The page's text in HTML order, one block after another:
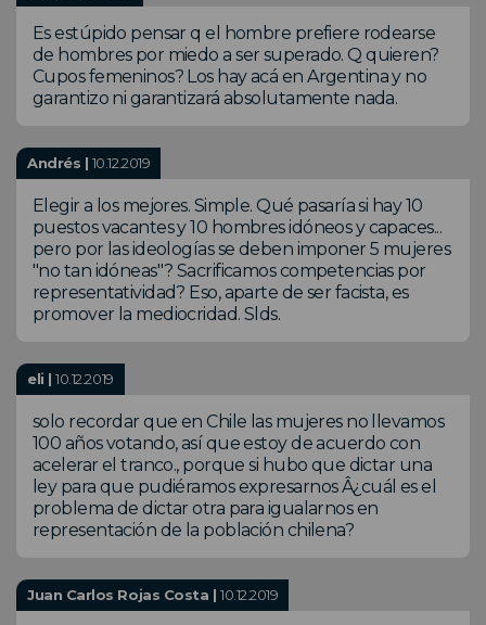
Es estúpido pensar q el hombre prefiere rodearse
de hombres por miedo a ser superado. Q quieren?
Cupos femeninos? Los hay acá en Argentina y no
garantizo ni garantizará absolutamente nada.
Andrés | 10.12.2019
Elegir a los mejores. Simple. Qué pasaría si hay 10
puestos vacantes y 10 hombres idóneos y capaces...
pero por las ideologías se deben imponer 5 mujeres
"no tan idóneas"? Sacrificamos competencias por
representatividad? Eso, aparte de ser facista, es
promover la mediocridad. Slds.
eli |10.12.2019
solo recordar que en Chile las mujeres no llevamos
100 años votando, así que estoy de acuerdo con
acelerar el tranco., porque si hubo que dictar una
ley para que pudiéramos expresarnos Â¿cuál es el
problema de dictar otra para igualarnos en
representación de la población chilena?
Juan Carlos Rojas Costa |10.12.2019